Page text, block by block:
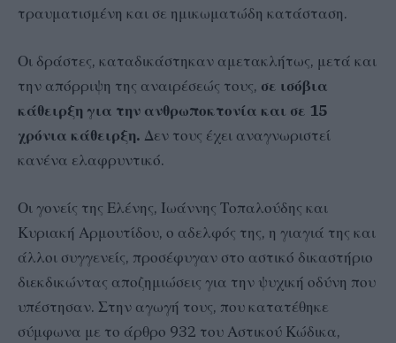
τραυματισμένη και σε ημικωματώδη κατάσταση.
Οι δράστες, καταδικάστηκαν αμετακλήτως, μετά και
την απόρριψη της αναιρέσεώς τους, σε ισόβια
κάθειρξη για την ανθρωποκτονία και σε 15
χρόνια κάθειρξη. Δεν τους έχει αναγνωριστεί
κανένα ελαφρυντικό.
Οι γονείς της Ελένης, Ιωάννης Τοπαλούδης και
Κυριακή Αρμουτίδου, ο αδελφός της, η γιαγιά της και
άλλοι συγγενείς, προσέφυγαν στο αστικό δικαστήριο
διεκδικώντας αποζημιώσεις για την ψυχική οδύνη που
υπέστησαν. Στην αγωγή τους, που κατατέθηκε
σύμφωνα με το άρθρο 932 του Αστικού Κώδικα,